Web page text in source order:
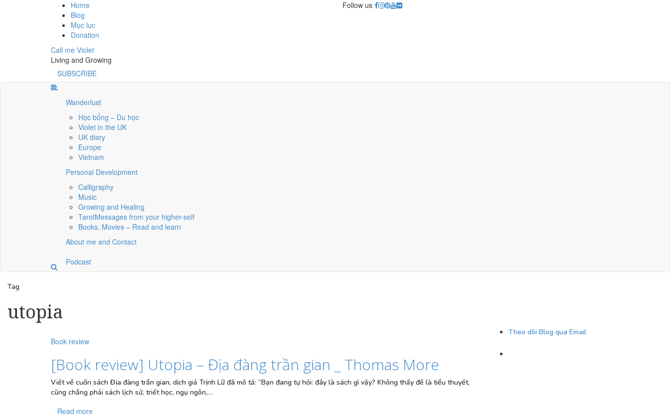
Home
Blog
Mục lục
Donation
Follow us
Call me Violet
Living and Growing
SUBSCRIBE
Wanderlust
Học bổng – Du học
Violet in the UK
UK diary
Europe
Vietnam
Personal Development
Calligraphy
Music
Growing and Healing
TarotMessages from your higher-self
Books, Movies – Read and learn
About me and Contact
Podcast
Tag
utopia
Book review
[Book review] Utopia – Địa đàng trần gian _ Thomas More
Viết về cuốn sách Địa đàng trần gian, dịch giả Trịnh Lữ đã mô tả: “Bạn đang tự hỏi: đây là sách gì vậy? Không thấy đề là tiểu thuyết,
cũng chẳng phải sách lịch sử, triết học, ngụ ngôn,…
Read more
Theo dõi Blog qua Email